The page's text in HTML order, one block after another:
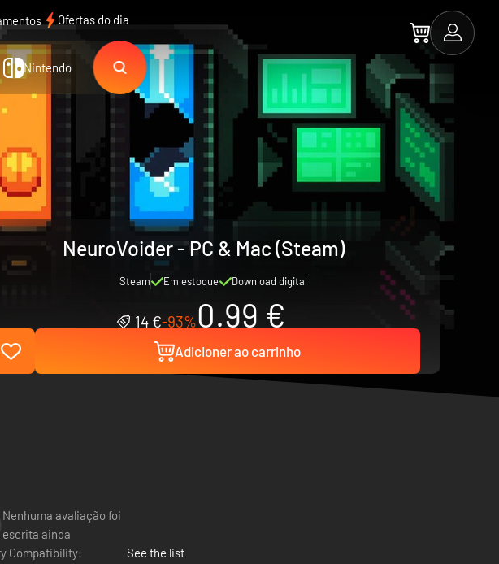
Ofertas do dia
Nintendo
NeuroVoider - PC & Mac (Steam)
Steam Em estoque Download digital
14 €-93%0.99 €
Adicioner ao carrinho
Nenhuma avaliação foi
escrita ainda
Compatibility:
See the list